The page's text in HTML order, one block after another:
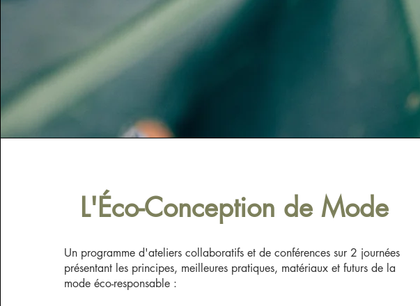
L'Éco-Conception de Mode
Un programme d'ateliers collaboratifs et de conférences sur 2 journées
présentant les principes, meilleures pratiques, matériaux et futurs de la
mode éco-responsable :